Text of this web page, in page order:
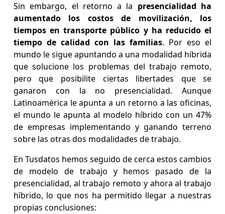
Sin embargo, el retorno a la presencialidad ha
aumentado los costos de movilización, los
tiempos en transporte público y ha reducido el
tiempo de calidad con las familias. Por eso el
mundo le sigue apuntando a una modalidad híbrida
que solucione los problemas del trabajo remoto,
pero que posibilite ciertas libertades que se
ganaron con la no presencialidad. Aunque
Latinoamérica le apunta a un retorno a las oficinas,
el mundo le apunta al modelo híbrido con un 47%
de empresas implementando y ganando terreno
sobre las otras dos modalidades de trabajo.
En Tusdatos hemos seguido de cerca estos cambios
de modelo de trabajo y hemos pasado de la
presencialidad, al trabajo remoto y ahora al trabajo
híbrido, lo que nos ha permitido llegar a nuestras
propias conclusiones: